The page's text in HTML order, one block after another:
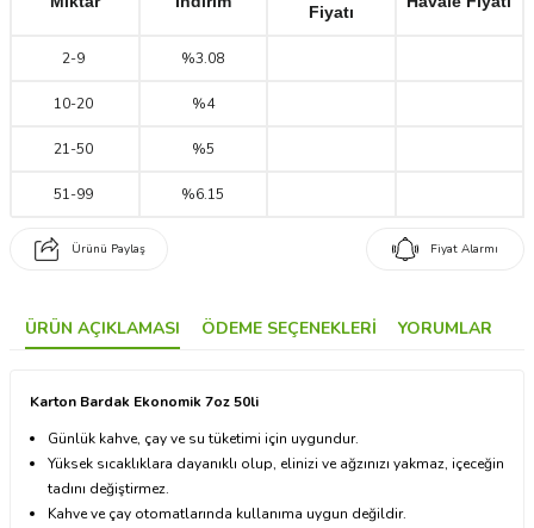
Fiyatı
2-9 %3.08
10-20 %4
21-50 %5
51-99 %6.15
Ürünü Paylaş Fiyat Alarmı
ÜRÜN AÇIKLAMASI ÖDEME SEÇENEKLERI YORUMLAR
Karton Bardak Ekonomik 7oz 50li
Günlük kahve, çay ve su tüketimi için uygundur.
Yüksek sıcaklıklara dayanıklı olup, elinizi ve ağzınızı yakmaz, içeceğin
tadını değiştirmez.
Kahve ve çay otomatlarında kullanıma uygun değildir.